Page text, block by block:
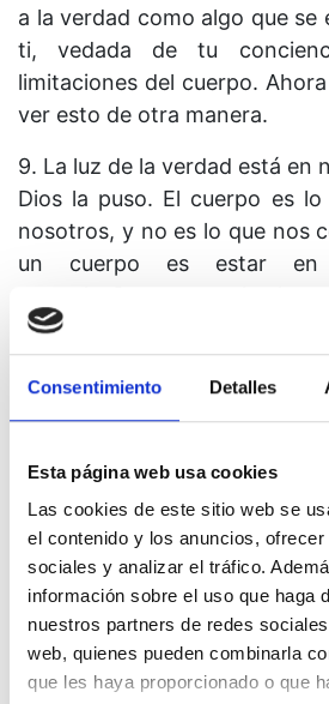
Consentimiento Detalles
Esta página web usa cookies
Las cookies de este sitio web se
el contenido y los anuncios,
sociales y analizar el tráfico.
información sobre el uso que haga
nuestros partners de redes
web, quienes pueden combinarla
que les haya proporcionado o que
a la verdad como algo que se
ti, vedada de tu
limitaciones del cuerpo.
ver esto de otra manera.
9. La luz de la verdad está en
Dios la puso. El cuerpo es
nosotros, y no es lo que nos
un cuerpo es estar en
nosotros es reconocernos a
como somos. Ver que
separado del cuerpo es
contra el plan de Dios para
plan se acepta, ya se ha
10. Nuestro objetivo para
práctica más largas de hoy,
conscientes de que el
salvación ya se ha
lograr este objetivo tenemos